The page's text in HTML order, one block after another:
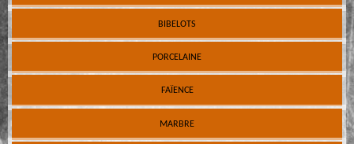
BIBELOTS
PORCELAINE
FAÏENCE
MARBRE